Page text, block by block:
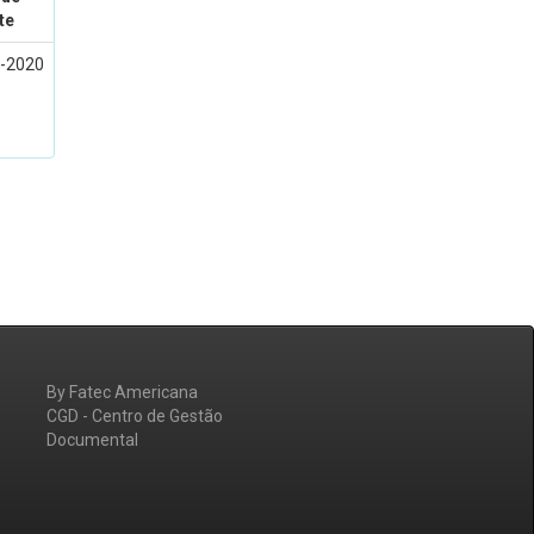
2020
By Fatec Americana
CGD - Centro de Gestão
Documental